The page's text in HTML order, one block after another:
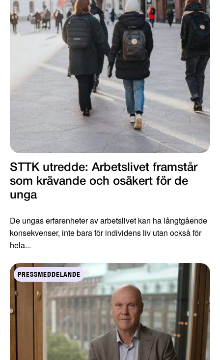
STTK utredde: Arbetslivet framstår
som krävande och osäkert för de
unga
De ungas erfarenheter av arbetslivet kan ha långtgående
konsekvenser, inte bara för individens liv utan också för
hela...
PRESSMEDDELANDE